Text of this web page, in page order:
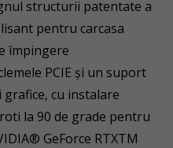
structurii patentate a
pentru carcasa
împingere
PCIE și un suport
cu instalare
la 90 de grade pentru
GeForce RTXTM